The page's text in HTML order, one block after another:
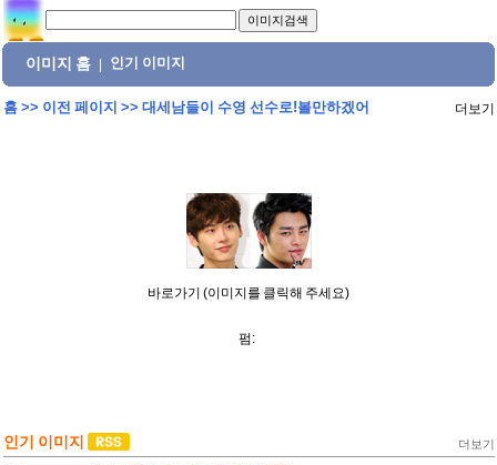
이미지 홈 인기 이미지
홈>> 이전 페이지 >> 대세남들이 수영 선수로!볼만하겠어 더보기
바로가기 (이미지를 클릭해 주세요)
펌:
인기 이미지 더보기